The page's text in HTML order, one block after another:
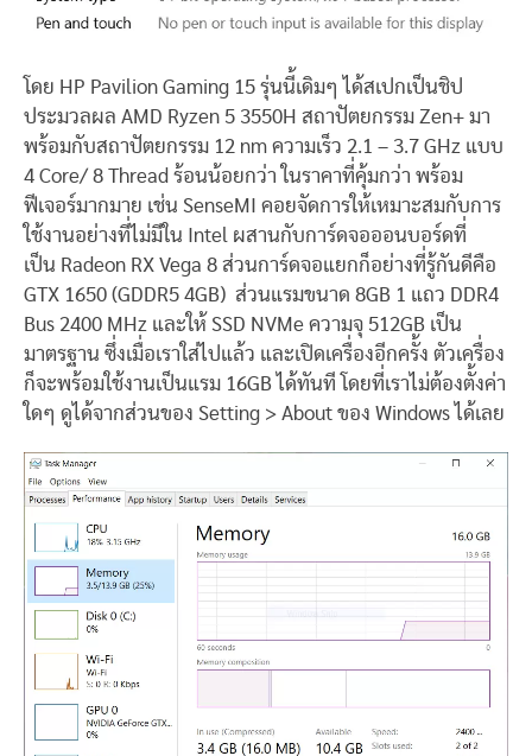
โดย HP Pavilion Gaming 15 รุ่นนี้เดิมๆ ได้สเปกเป็นชิป
ประมวลผล AMD Ryzen 5 3550H สถาปัตยกรรม Zen+ มา
พร้อมกับสถาปัตยกรรม 12 nm ความเร็ว 2.1 – 3.7 GHz แบบ
4 Core/ 8 Thread ร้อนน้อยกว่า ในราคาที่คุ้มกว่า พร้อม
ฟีเจอร์มากมาย เช่น SenseMI คอยจัดการให้เหมาะสมกับการ
ใช้งานอย่างที่ไม่มีใน Intel ผสานกับการ์ดจอออนบอร์ดที่
เป็น Radeon RX Vega 8 ส่วนการ์ดจอแยกก็อย่างที่รู้กันดีคือ
GTX 1650 (GDDR5 4GB) ส่วนแรมขนาด 8GB 1 แถว DDR4
Bus 2400 MHz และให้ SSD NVMe ความจุ 512GB เป็น
มาตรฐาน ซึ่งเมื่อเราใส่ไปแล้ว และเปิดเครื่องอีกครั้ง ตัวเครื่อง
ก็จะพร้อมใช้งานเป็นแรม 16GB ได้ทันที โดยที่เราไม่ต้องตั้งค่า
ใดๆ ดูได้จากส่วนของ Setting > About ของ Windows ได้เลย